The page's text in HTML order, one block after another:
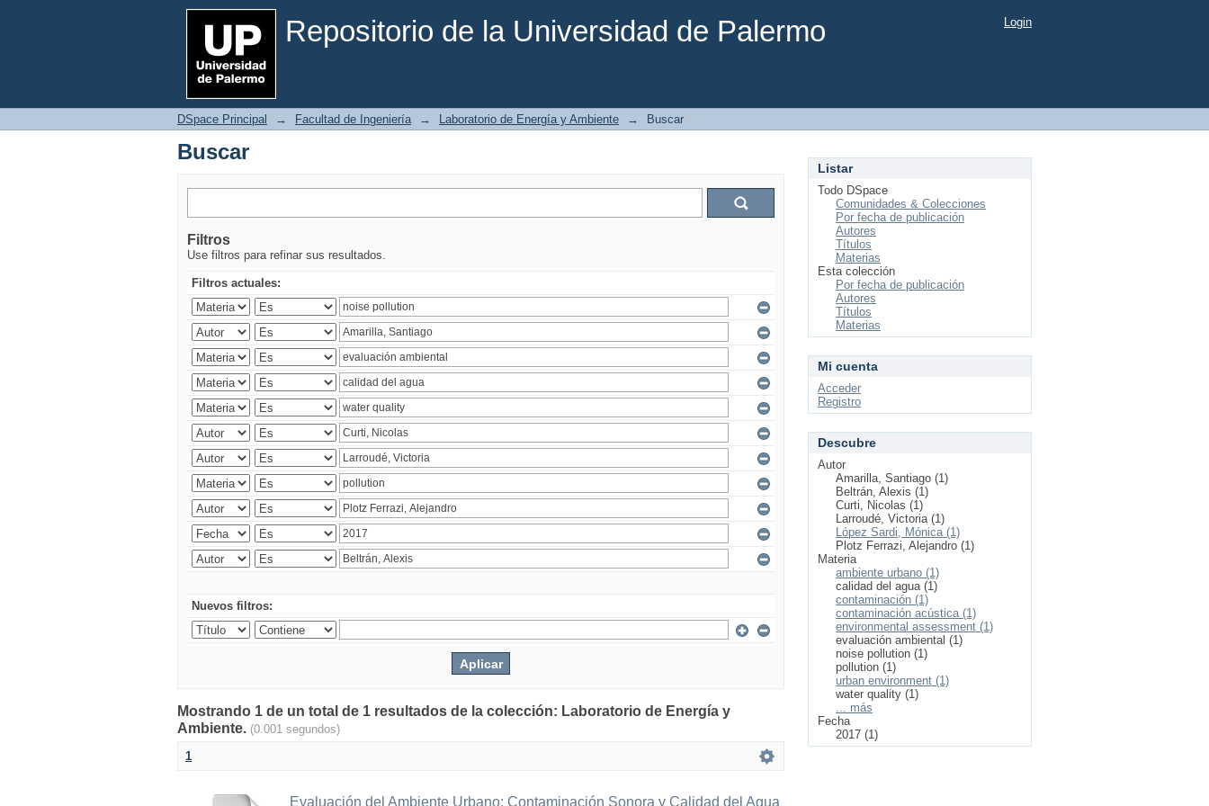
Repositorio de la Universidad de Palermo
Buscar Login
DSpace Principal → Facultad de Ingeniería → Laboratorio de Energía y Ambiente → Buscar
Buscar
Filtros
Use filtros para refinar sus resultados.
Filtros actuales:
Nuevos filtros:
Mostrando 1 de un total de 1 resultados de la colección: Laboratorio de Energía y
Ambiente. (0.001 segundos)
1
Evaluación del Ambiente Urbano: Contaminación Sonora y Calidad del Agua
Listar
Todo DSpace
Comunidades & Colecciones
Por fecha de publicación
Autores
Títulos
Materias
Esta colección
Por fecha de publicación
Autores
Títulos
Materias
Mi cuenta
Acceder
Registro
Descubre
Autor
Amarilla, Santiago (1)
Beltrán, Alexis (1)
Curti, Nicolas (1)
Larroudé, Victoria (1)
López Sardi, Mónica (1)
Plotz Ferrazi, Alejandro (1)
Materia
ambiente urbano (1)
calidad del agua (1)
contaminación (1)
contaminación acústica (1)
environmental assessment (1)
evaluación ambiental (1)
noise pollution (1)
pollution (1)
urban environment (1)
water quality (1)
... más
Fecha
2017 (1)